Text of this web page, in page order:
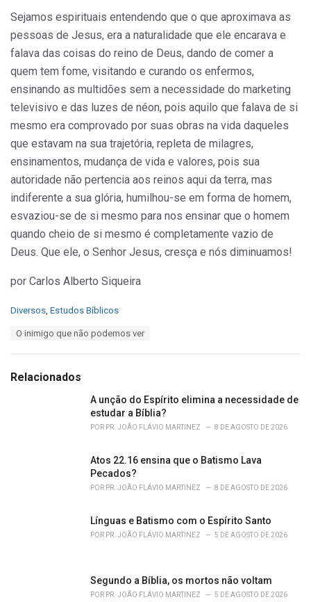
Sejamos espirituais entendendo que o que aproximava as
pessoas de Jesus, era a naturalidade que ele encarava e
falava das coisas do reino de Deus, dando de comer a
quem tem fome, visitando e curando os enfermos,
ensinando as multidões sem a necessidade do marketing
televisivo e das luzes de néon, pois aquilo que falava de si
mesmo era comprovado por suas obras na vida daqueles
que estavam na sua trajetória, repleta de milagres,
ensinamentos, mudança de vida e valores, pois sua
autoridade não pertencia aos reinos aqui da terra, mas
indiferente a sua glória, humilhou-se em forma de homem,
esvaziou-se de si mesmo para nos ensinar que o homem
quando cheio de si mesmo é completamente vazio de
Deus. Que ele, o Senhor Jesus, cresça e nós diminuamos!
por Carlos Alberto Siqueira
C
o
r
Diversos Estudos Bíblicos
:
O inimigo que não podemos ver
Relacionados
A unção do Espírito elimina a necessidade de
estudar a Bíblia?
POR PR. JOÃO FLÁVIO MARTINEZ 8 DE AGOSTO DE 2026
Atos 22.16 ensina que o Batismo Lava
Pecados?
POR PR. JOÃO FLÁVIO MARTINEZ 8 DE AGOSTO DE 2026
Línguas e Batismo com o Espírito Santo
POR PR. JOÃO FLÁVIO MARTINEZ 5 DE AGOSTO DE 2026
Segundo a Bíblia, os mortos não voltam
POR PR. JOÃO FLÁVIO MARTINEZ 5 DE AGOSTO DE 2026